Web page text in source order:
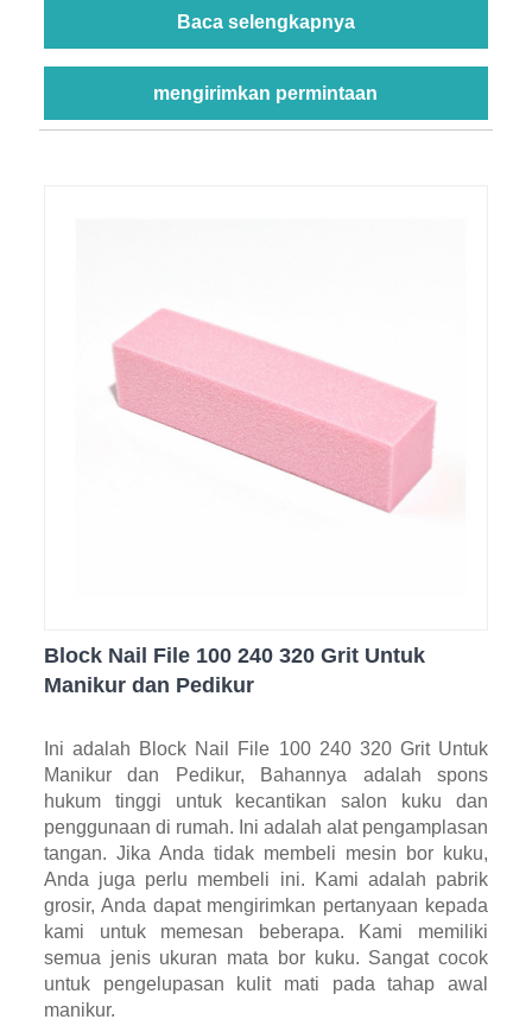
Baca selengkapnya
mengirimkan permintaan
Block Nail File 100 240 320 Grit Untuk
Manikur dan Pedikur
Ini adalah Block Nail File 100 240 320 Grit Untuk
Manikur dan Pedikur, Bahannya adalah spons
hukum tinggi untuk kecantikan salon kuku dan
penggunaan di rumah. Ini adalah alat pengamplasan
tangan. Jika Anda tidak membeli mesin bor kuku,
Anda juga perlu membeli ini. Kami adalah pabrik
grosir, Anda dapat mengirimkan pertanyaan kepada
kami untuk memesan beberapa. Kami memiliki
semua jenis ukuran mata bor kuku. Sangat cocok
untuk pengelupasan kulit mati pada tahap awal
manikur.